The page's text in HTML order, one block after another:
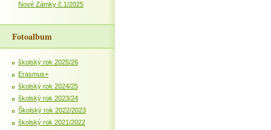
Nové Zámky č.1/2025
Fotoalbum
školský rok 2025/26
Erasmus+
školský rok 2024/25
školský rok 2023/24
Školský rok 2022/2023
školský rok 2021/2022